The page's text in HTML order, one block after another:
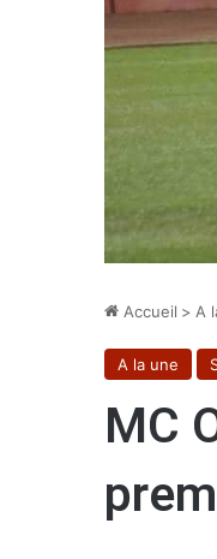
Accueil > A
A la une
MC